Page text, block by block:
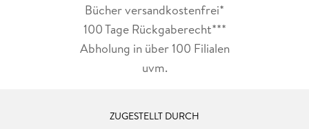
Bücher versandkostenfrei*
100 Tage Rückgaberecht***
Abholung in über 100 Filialen
uvm.
ZUGESTELLT DURCH